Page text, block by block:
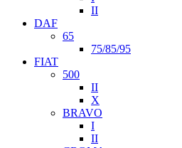
II
DAF
65
75/85/95
FIAT
500
II
X
BRAVO
I
II